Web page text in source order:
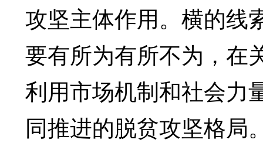
攻坚主体作用。横的
要有所为有所不为，在
利用市场机制和社会力
同推进的脱贫攻坚格局